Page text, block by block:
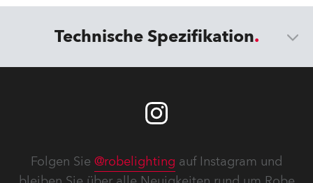
Technische Spezifikation
Folgen Sie @robelighting auf Instagram und